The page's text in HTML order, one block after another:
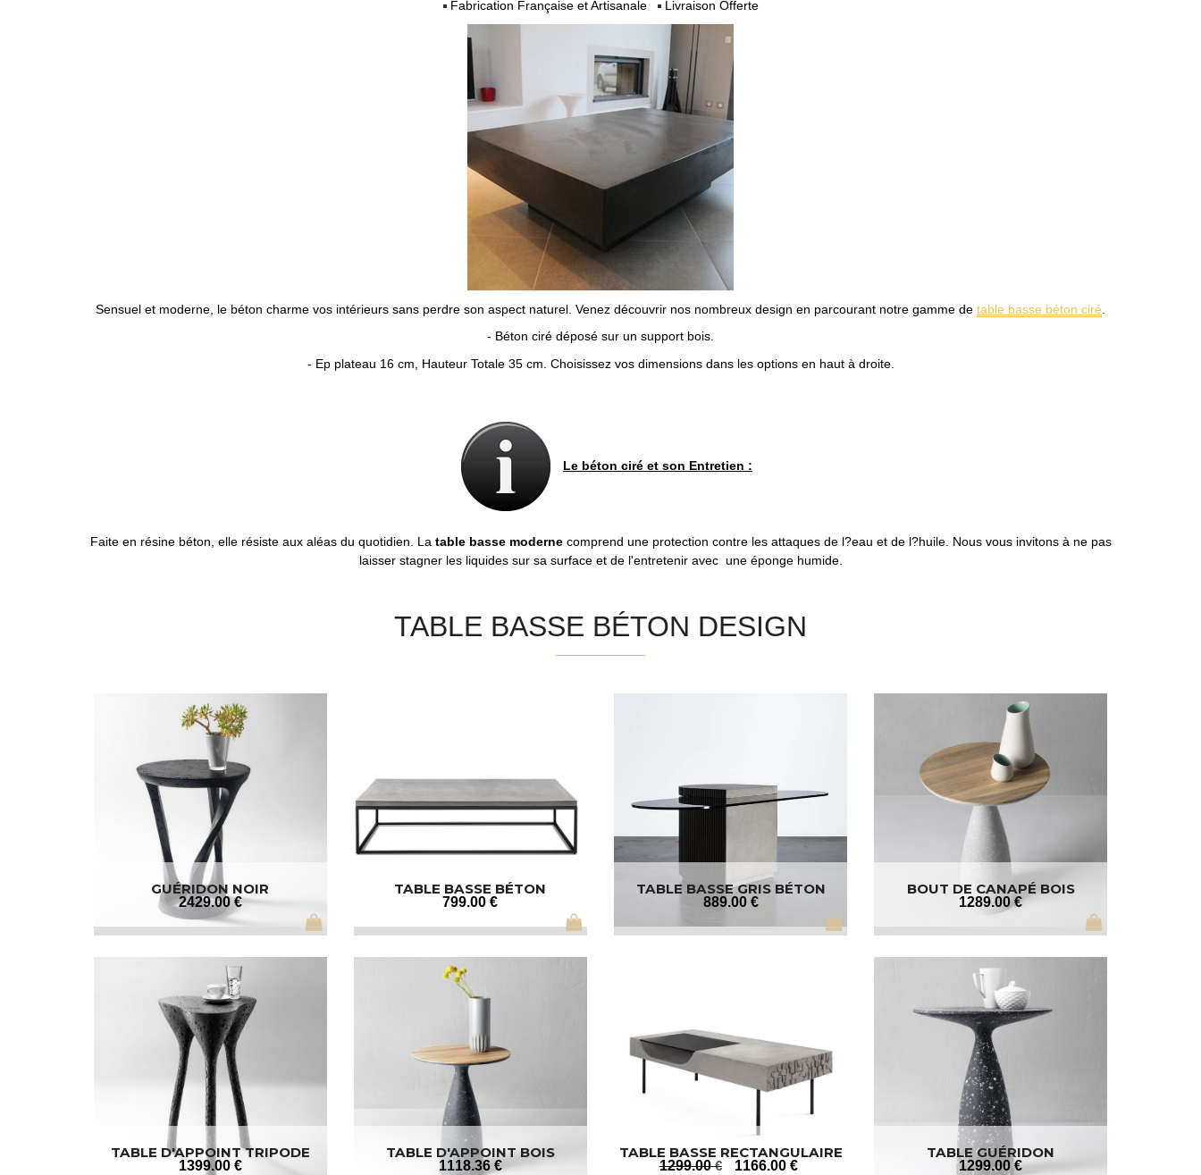
Fabrication Française et Artisanale
Livraison Offerte
Sensuel et moderne, le béton charme vos intérieurs sans perdre son aspect naturel. Venez découvrir nos nombreux design en parcourant notre gamme de table basse béton ciré
- Béton ciré déposé sur un support bois.
- Ep plateau 16 cm, Hauteur Totale 35 cm. Choisissez vos dimensions dans les options en haut à droite.
Le béton ciré et son Entretien :
Faite en résine béton, elle résiste aux aléas du quotidien. La table basse modernecomprend une protection contre les attaques de l?eau et de l?huile. Nous vous invitons à ne pas
laisser stagner les liquides sur sa surface et de l'entretenir avec une éponge humide.
TABLE BASSE BÉTON DESIGN
GUÉRIDON NOIR
2429.00 €
TABLE BASSE BÉTON
RECTANGLE NOIR
799.00 €
TABLE BASSE GRIS BÉTON
889.00 €
BOUT DE CANAPÉ BOIS
1289.00 €
TABLE D'APPOINT TRIPODE
1399.00 €
TABLE D'APPOINT BOIS
1118.36 €
TABLE BASSE RECTANGULAIRE
DESIGN
1299.00 € 1166.00 €
TABLE GUÉRIDON
1299.00 €